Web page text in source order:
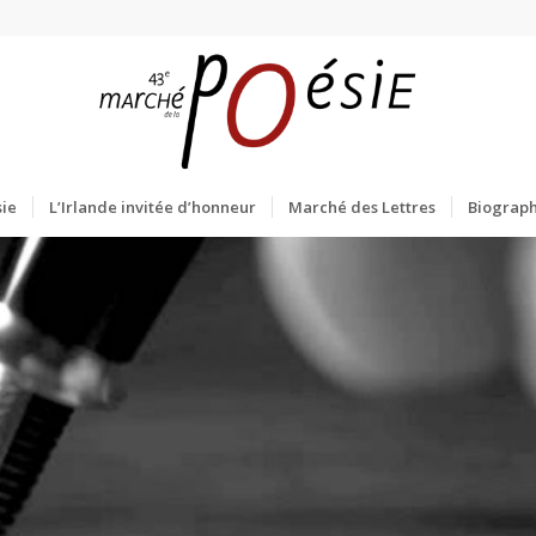
L’Irlande invitée d’honneur Marché des Lettres